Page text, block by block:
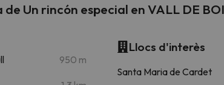
Un rincón especial en VALL DE BOI
950 m
Llocs d'interès
Santa Maria de Cardet